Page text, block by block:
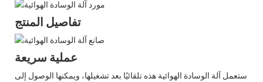
تفاصيل المنتج
عملية سريعة
ستعمل آلة الوسادة الهوائية هذه تلقائيًا بعد تشغيلها، ويمكنها الوصول إلى